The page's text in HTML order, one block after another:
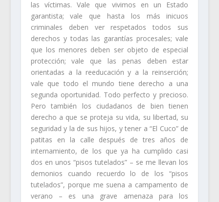
las víctimas. Vale que vivimos en un Estado
garantista; vale que hasta los más inicuos
criminales deben ver respetados todos sus
derechos y todas las garantías procesales; vale
que los menores deben ser objeto de especial
protección; vale que las penas deben estar
orientadas a la reeducación y a la reinserción;
vale que todo el mundo tiene derecho a una
segunda oportunidad. Todo perfecto y precioso.
Pero también los ciudadanos de bien tienen
derecho a que se proteja su vida, su libertad, su
seguridad y la de sus hijos, y tener a “El Cuco” de
patitas en la calle después de tres años de
internamiento, de los que ya ha cumplido casi
dos en unos “pisos tutelados” – se me llevan los
demonios cuando recuerdo lo de los “pisos
tutelados”, porque me suena a campamento de
verano – es una grave amenaza para los